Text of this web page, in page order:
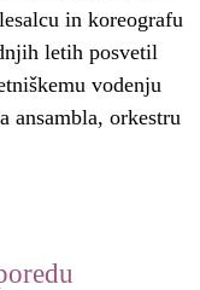
in koreografu
letih posvetil
vodenju
ansambla, orkestru